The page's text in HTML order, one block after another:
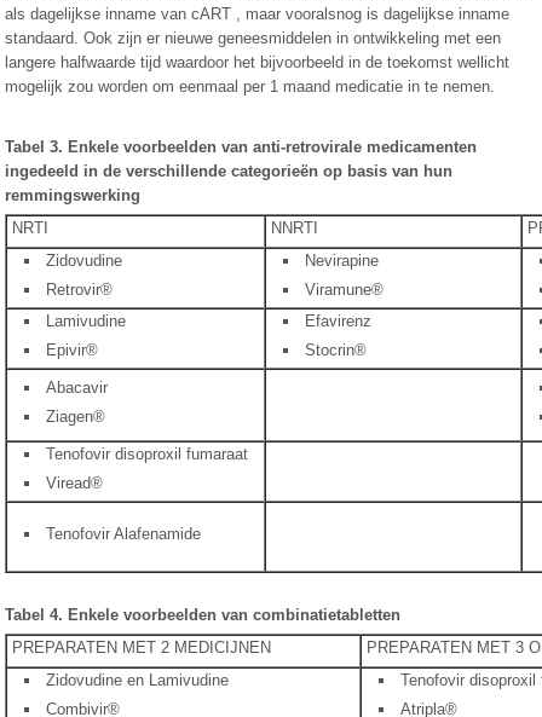
als dagelijkse inname van cART , maar vooralsnog is dagelijkse inname
standaard. Ook zijn er nieuwe geneesmiddelen in ontwikkeling met een
langere halfwaarde tijd waardoor het bijvoorbeeld in de toekomst wellicht
mogelijk zou worden om eenmaal per 1 maand medicatie in te nemen.
Tabel 3. Enkele voorbeelden van anti-retrovirale medicamenten
ingedeeld in de verschillende categorieën op basis van hun
remmingswerking
NRTI
NNRTI
Zidovudine
Retrovir®
Nevirapine
Viramune®
Lamivudine
Epivir®
Efavirenz
Stocrin®
Abacavir
Ziagen®
Tenofovir disoproxil fumaraat
Viread®
Tenofovir Alafenamide
Tabel 4. Enkele voorbeelden van combinatietabletten
PREPARATEN MET 2 MEDICIJNEN
PREPARATEN MET 3
Zidovudine en Lamivudine
Combivir®
Tenofovir
Atripla®